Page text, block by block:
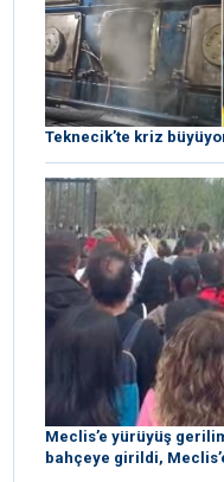
Teknecik’te kriz
Meclis’e yürüyüş
bahçeye girildi,